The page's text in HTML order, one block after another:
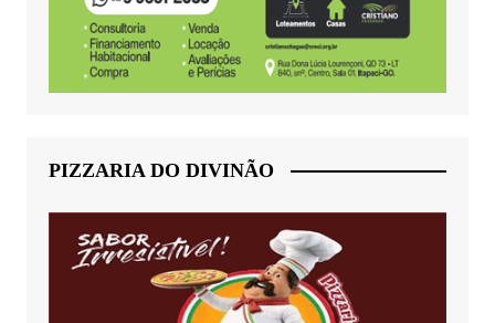
PIZZARIA DO DIVINÃO